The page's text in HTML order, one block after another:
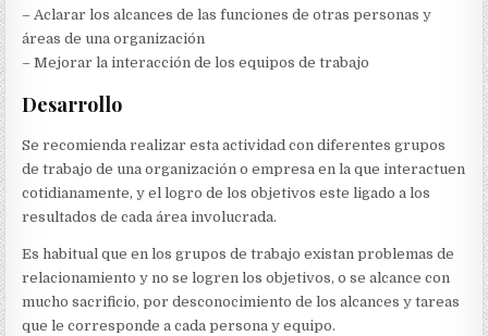
– Aclarar los alcances de las funciones de otras personas y
áreas de una organización
– Mejorar la interacción de los equipos de trabajo
Desarrollo
Se recomienda realizar esta actividad con diferentes grupos
de trabajo de una organización o empresa en la que interactuen
cotidianamente, y el logro de los objetivos este ligado a los
resultados de cada área involucrada.
Es habitual que en los grupos de trabajo existan problemas de
relacionamiento y no se logren los objetivos, o se alcance con
mucho sacrificio, por desconocimiento de los alcances y tareas
que le corresponde a cada persona y equipo.